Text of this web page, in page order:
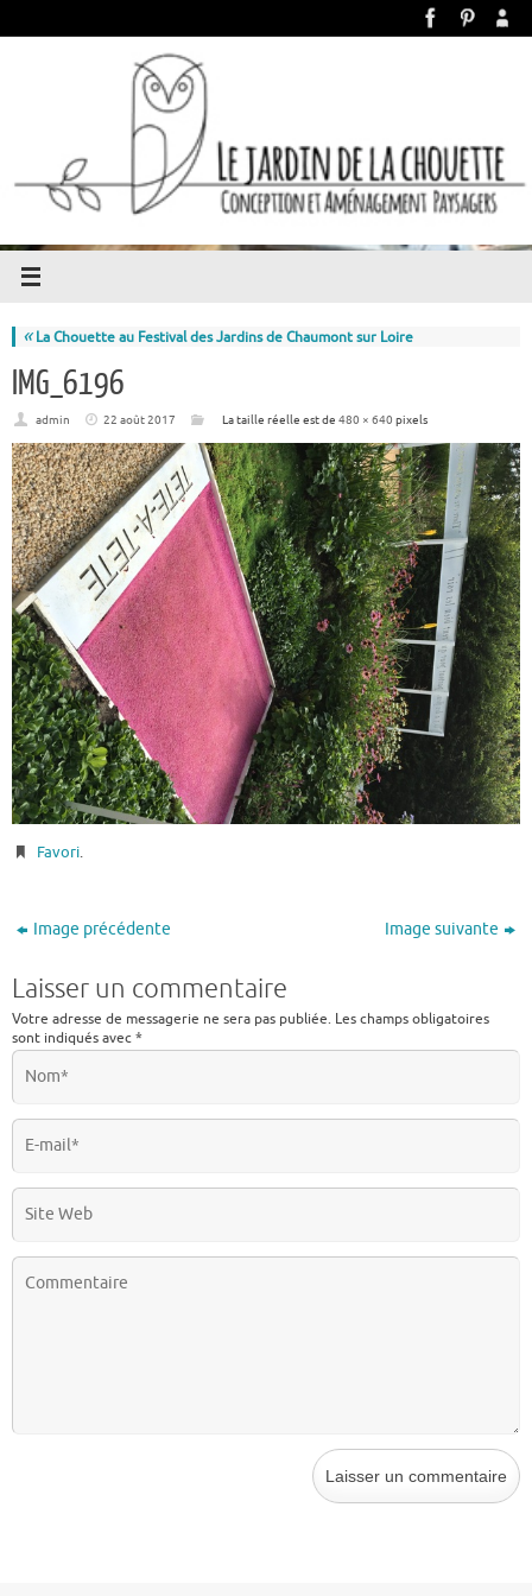
«La Chouette au Festival des Jardins de Chaumont sur Loire
IMG_6196
admin 22 août 2017 La taille réelle est de 480 × 640 pixels
Favori.
Image précédente Image suivante
Laisser un commentaire
Votre adresse de messagerie ne sera pas publiée. Les champs obligatoires
sont indiqués avec*